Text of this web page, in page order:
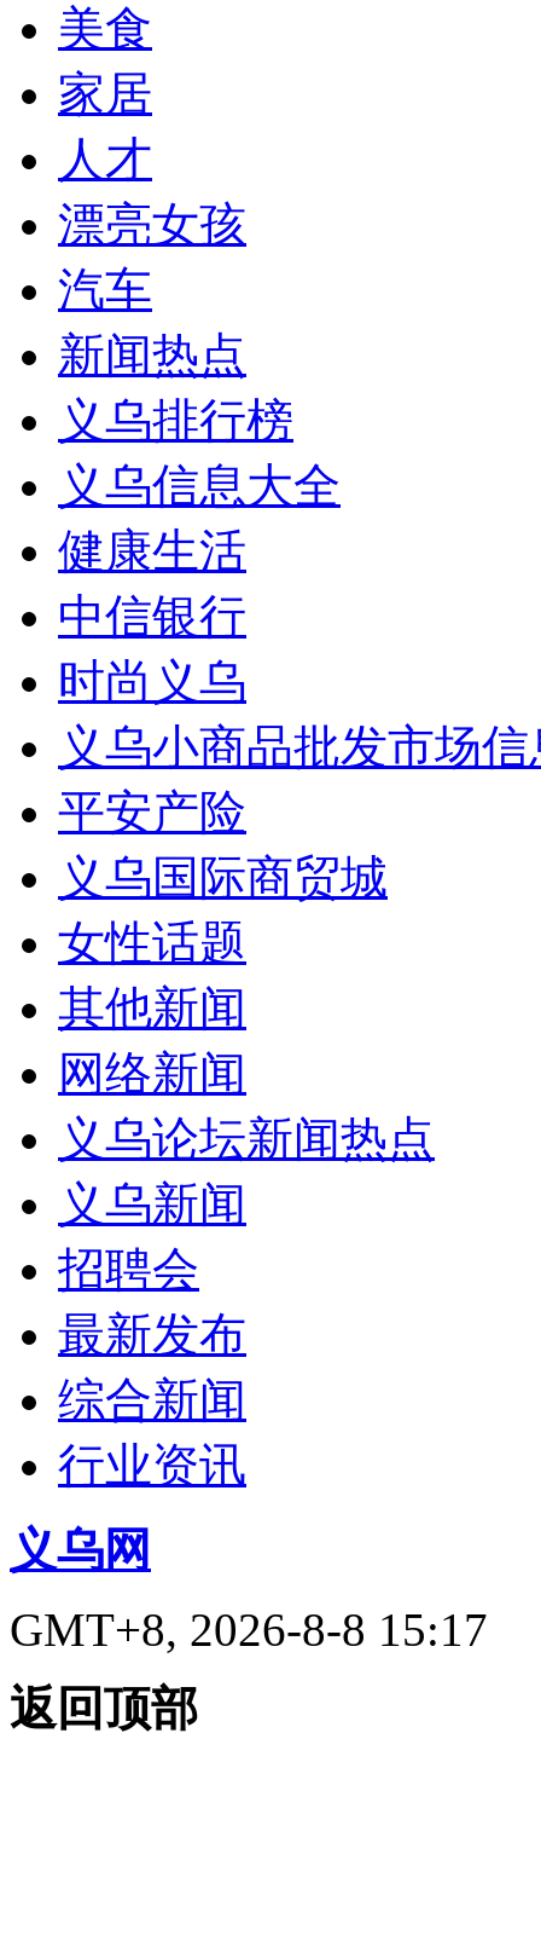
美食
家居
人才
漂亮女孩
汽车
新闻热点
义乌排行榜
义乌信息大全
健康生活
中信银行
时尚义乌
义乌小商品批发市场
平安产险
义乌国际商贸城
女性话题
其他新闻
网络新闻
义乌论坛新闻热点
义乌新闻
招聘会
最新发布
综合新闻
行业资讯
义乌网
GMT+8, 2026-8-8 15:17
返回顶部